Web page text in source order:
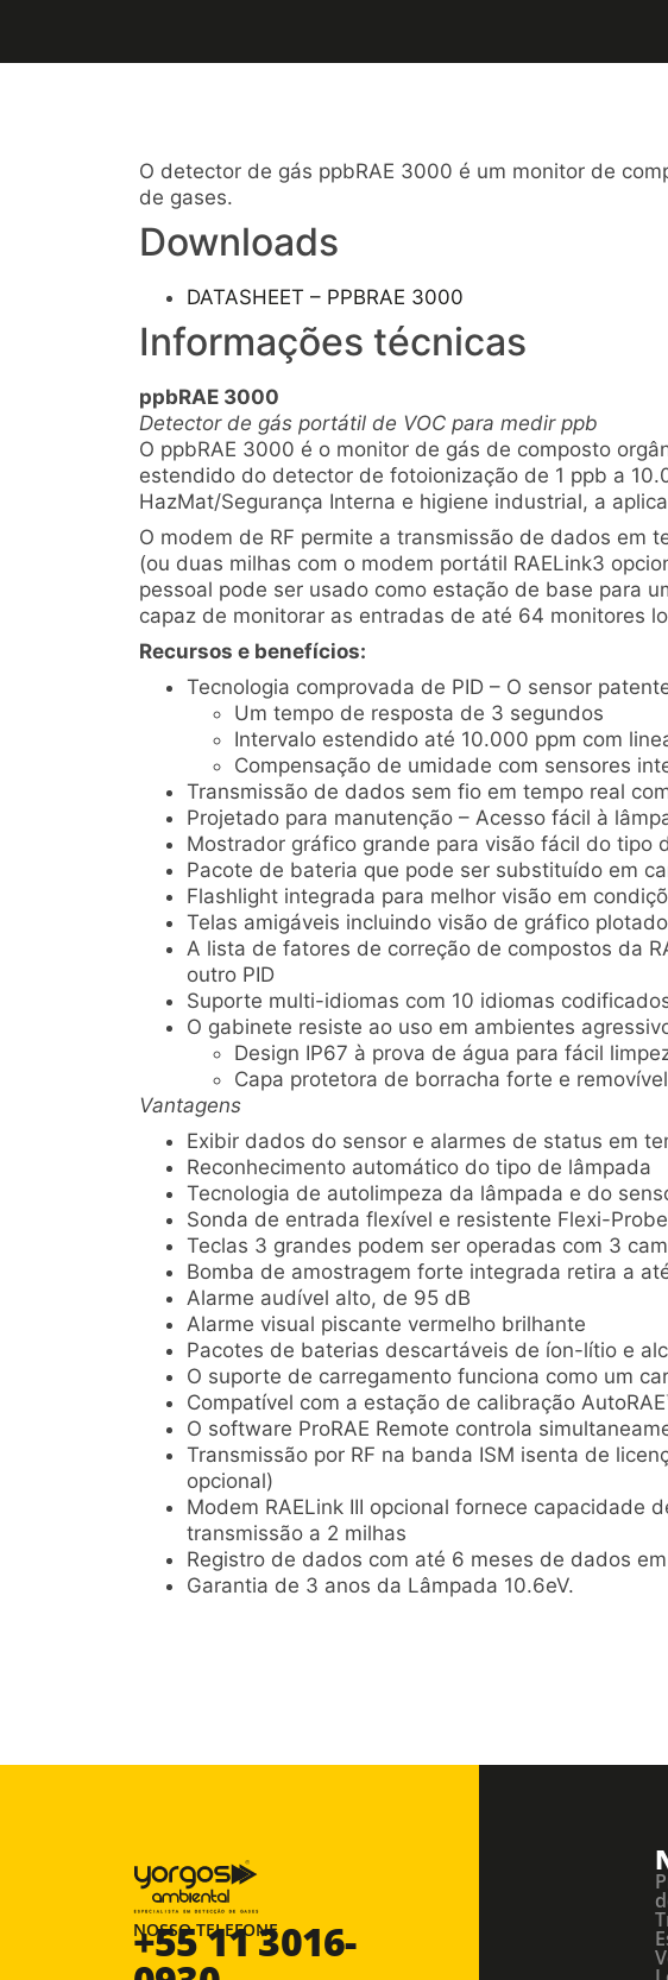
O detector de gás ppbRAE 3000 é um monitor de
de gases.
Downloads
DATASHEET – PPBRAE 3000
Informações técnicas
ppbRAE 3000
Detector de gás portátil de VOC para medir ppb
O ppbRAE 3000 é o monitor de gás de composto
estendido do detector de fotoionização de 1 ppb a
HazMat/Segurança Interna e higiene industrial, a
O modem de RF permite a transmissão de dados em
(ou duas milhas com o modem portátil RAELink3
pessoal pode ser usado como estação de base para
capaz de monitorar as entradas de até 64 monitores
Recursos e benefícios:
Tecnologia comprovada de PID – O sensor
Um tempo de resposta de 3 segundos
Intervalo estendido até 10.000 ppm com
Compensação de umidade com sensores
Transmissão de dados sem fio em tempo real
Projetado para manutenção – Acesso fácil à
Mostrador gráfico grande para visão fácil do tipo
Pacote de bateria que pode ser substituído em
Flashlight integrada para melhor visão em
Telas amigáveis incluindo visão de gráfico plotado
A lista de fatores de correção de compostos da
outro PID
Suporte multi-idiomas com 10 idiomas
O gabinete resiste ao uso em ambientes
Design IP67 à prova de água para fácil
Capa protetora de borracha forte e
Vantagens
Exibir dados do sensor e alarmes de status em
Reconhecimento automático do tipo de lâmpada
Tecnologia de autolimpeza da lâmpada e do
Sonda de entrada flexível e resistente Flexi-
Teclas 3 grandes podem ser operadas com 3
Bomba de amostragem forte integrada retira a
Alarme audível alto, de 95 dB
Alarme visual piscante vermelho brilhante
Pacotes de baterias descartáveis de íon-lítio e
O suporte de carregamento funciona como um
Compatível com a estação de calibração
O software ProRAE Remote controla
Transmissão por RF na banda ISM isenta de
opcional)
Modem RAELink III opcional fornece capacidade
transmissão a 2 milhas
Registro de dados com até 6 meses de dados
Garantia de 3 anos da Lâmpada 10.6eV.
NOSSO TELEFONE
+55 11 3016-